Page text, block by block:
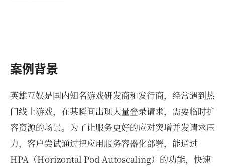
案例背景
英雄互娱是国内知名游戏研发商和发行商，经常遇到热
门线上游戏，在某瞬间出现大量登录请求，需要临时扩
容资源的场景。为了让服务更好的应对突增并发请求压
力，客户尝试通过把应用服务容器化部署，能通过
HPA（Horizontal Pod Autoscaling）的功能，快速